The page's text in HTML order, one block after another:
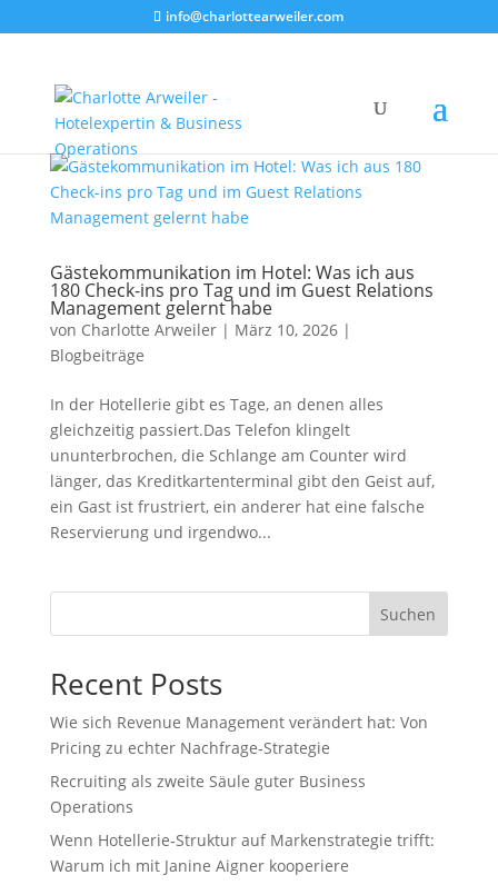
info@charlottearweiler.com
Gästekommunikation im Hotel: Was ich aus
180 Check-ins pro Tag und im Guest Relations
Management gelernt habe
von Charlotte Arweiler| März 10, 2026|
Blogbeiträge
In der Hotellerie gibt es Tage, an denen alles
gleichzeitig passiert.Das Telefon klingelt
ununterbrochen, die Schlange am Counter wird
länger, das Kreditkartenterminal gibt den Geist auf,
ein Gast ist frustriert, ein anderer hat eine falsche
Reservierung und irgendwo...
Suchen
Recent Posts
Wie sich Revenue Management verändert hat: Von
Pricing zu echter Nachfrage‑Strategie
Recruiting als zweite Säule guter Business
Operations
Wenn Hotellerie‑Struktur auf Markenstrategie trifft:
Warum ich mit Janine Aigner kooperiere